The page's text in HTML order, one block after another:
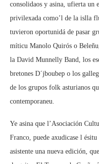
consolidaos y asina, ufierta un
privilexada como’l de la islla
tuvieron oportunidá de pasar
míticu Manolo Quirós o
la David Munnelly Band, los
bretones D´jboubep o los
de los grupos folk asturianos
contemporaneu.
Ye asina que l’Asociación
Franco, puede axudicase l
asistente una nueva edición,